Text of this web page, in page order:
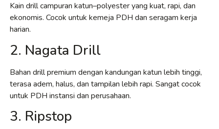
Kain drill campuran katun–polyester yang kuat, rapi, dan
ekonomis. Cocok untuk kemeja PDH dan seragam kerja
harian.
2. Nagata Drill
Bahan drill premium dengan kandungan katun lebih tinggi,
terasa adem, halus, dan tampilan lebih rapi. Sangat cocok
untuk PDH instansi dan perusahaan.
3. Ripstop